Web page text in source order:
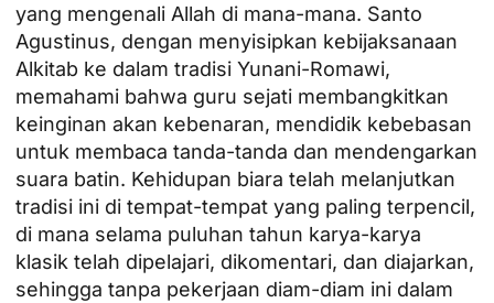
yang mengenali Allah di mana-mana. Santo
Agustinus, dengan menyisipkan kebijaksanaan
Alkitab ke dalam tradisi Yunani-Romawi,
memahami bahwa guru sejati membangkitkan
keinginan akan kebenaran, mendidik kebebasan
untuk membaca tanda-tanda dan mendengarkan
suara batin. Kehidupan biara telah melanjutkan
tradisi ini di tempat-tempat yang paling terpencil,
di mana selama puluhan tahun karya-karya
klasik telah dipelajari, dikomentari, dan diajarkan,
sehingga tanpa pekerjaan diam-diam ini dalam